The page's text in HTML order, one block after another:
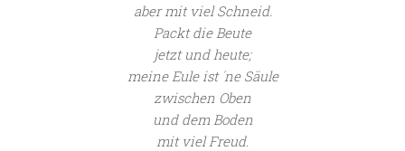
aber mit viel Schneid.
Packt die Beute
jetzt und heute;
meine Eule ist ´ne Säule
zwischen Oben
und dem Boden
mit viel Freud.